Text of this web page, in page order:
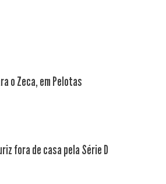
o Zeca, em Pelotas
fora de casa pela Série D